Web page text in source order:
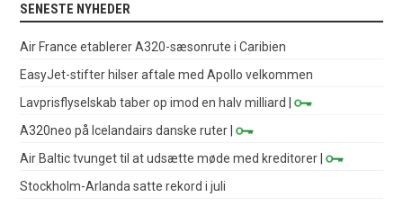
SENESTE NYHEDER
Air France etablerer A320-sæsonrute i Caribien
EasyJet-stifter hilser aftale med Apollo velkommen
Lavprisflyselskab taber op imod en halv milliard
|
A320neo på Icelandairs danske ruter |
Air Baltic tvunget til at udsætte møde med kreditorer |
Stockholm-Arlanda satte rekord i juli